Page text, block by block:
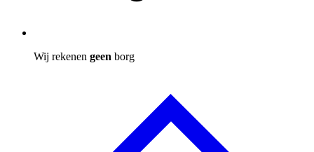
Wij rekenen geen borg